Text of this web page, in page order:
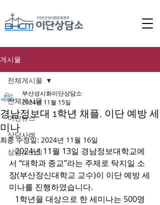
게시물
전체게시물
이단뉴스
상담사례
상담소소식
전체게시물
경남정보대 1학년 채플, 이단 예방 세
미나
부산성시화이단상담소
2024년 11월 15일
최종 수정일: 2024년 11월 16일
2024년 11월 13일 경남정보대학교에
서 “대학과 종교”라는 주제로 탁지일 소
장(부산장신대학교 교수)이 이단 예방 세
미나를 진행하였습니다.
1학년을 대상으로 한 세미나는 500명